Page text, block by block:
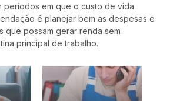
períodos em que o custo de vida
é planejar bem as despesas e
que possam gerar renda sem
principal de trabalho.